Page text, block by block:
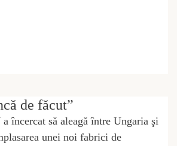
de făcut”
încercat să aleagă între Ungaria şi
unei noi fabrici de